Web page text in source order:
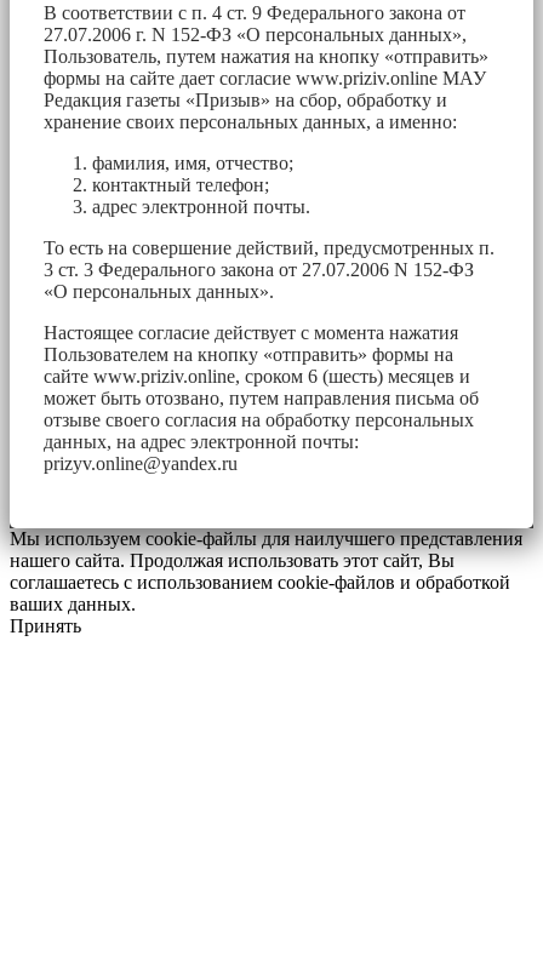
В соответствии с п. 4 ст. 9 Федерального закона от
27.07.2006 г. N 152-ФЗ «О персональных данных»,
Пользователь, путем нажатия на кнопку «отправить»
формы на сайте дает согласие www.priziv.online МАУ
Редакция газеты «Призыв» на сбор, обработку и
хранение своих персональных данных, а именно:
фамилия, имя, отчество;
контактный телефон;
адрес электронной почты.
То есть на совершение действий, предусмотренных п.
3 ст. 3 Федерального закона от 27.07.2006 N 152-ФЗ
«О персональных данных».
Настоящее согласие действует с момента нажатия
Пользователем на кнопку «отправить» формы на
сайте www.priziv.online, сроком 6 (шесть) месяцев и
может быть отозвано, путем направления письма об
отзыве своего согласия на обработку персональных
данных, на адрес электронной почты:
prizyv.online@yandex.ru
Мы используем cookie-файлы для наилучшего представления
нашего сайта. Продолжая использовать этот сайт, Вы
соглашаетесь с использованием cookie-файлов и обработкой
ваших данных.
Принять